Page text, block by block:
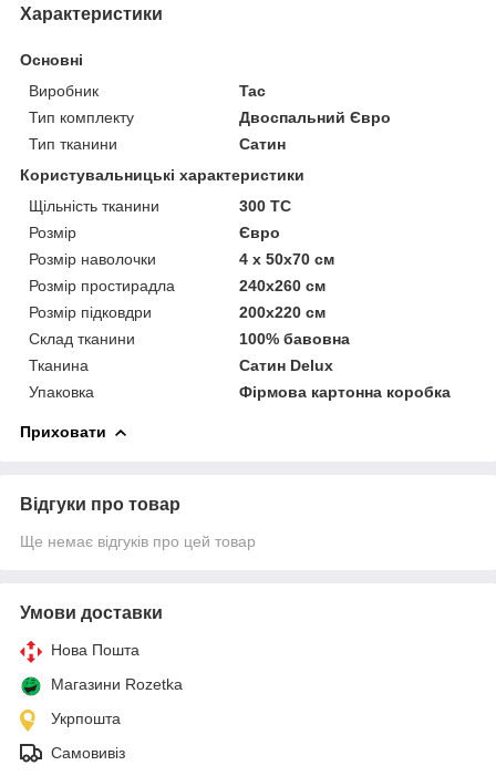
Характеристики
Основні
Виробник
Tac
Тип комплекту
Двоспальний Євро
Тип тканини
Сатин
Користувальницькі характеристики
Щільність тканини
300 TC
Розмір
Євро
Розмір наволочки
4 x 50х70 см
Розмір простирадла
240х260 см
Розмір підковдри
200х220 см
Склад тканини
100% бавовна
Тканина
Сатин Delux
Упаковка
Фірмова картонна коробка
Приховати
Відгуки про товар
Ще немає відгуків про цей товар
Умови доставки
Нова Пошта
Магазини Rozetka
Укрпошта
Самовивіз